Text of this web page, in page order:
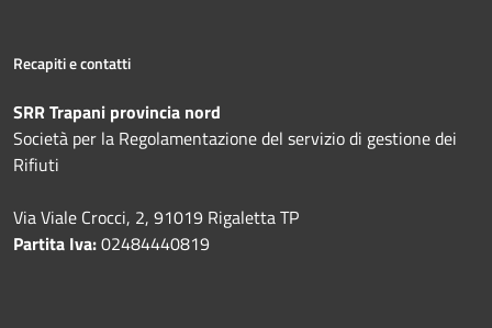
Recapiti e contatti
SRR Trapani provincia nord
Società per la Regolamentazione del servizio di gestione dei
Rifiuti
Via Viale Crocci, 2, 91019 Rigaletta TP
Partita Iva:02484440819